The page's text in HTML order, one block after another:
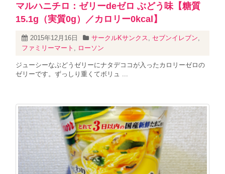
マルハニチロ：ゼリーdeゼロ ぶどう味【糖質
15.1g（実質0g）／カロリー0kcal】
2015年12月16日 サークルKサンクス セブンイレブン
ファミリーマート
ローソン
ジューシーなぶどうゼリーにナタデココが入ったカロリーゼロの
ゼリーです。ずっしり重くてボリュ ...